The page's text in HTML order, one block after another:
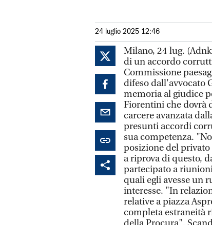
24 luglio 2025 12:46
Milano, 24 lug.
di un accordo
Commissione
difeso dall'avvocato
memoria al giudice
Fiorentini che dovrà
carcere avanzata
presunti accordi
sua competenza.
posizione del
a riprova di questo,
partecipato a
quali egli avesse un
interesse. "In
relative a piazza
completa estraneità